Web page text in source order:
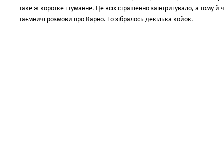
таке ж коротке і туманне. Це всіх страшенно заінтригувало, а тому
таємничі розмови про Карно. То зібралось декілька койок.